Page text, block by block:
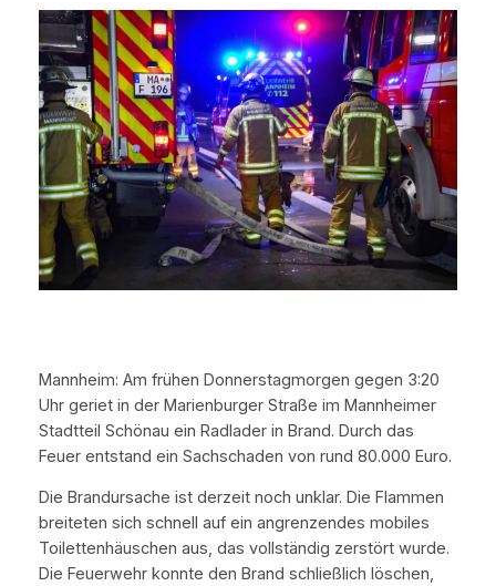
Mannheim: Am frühen Donnerstagmorgen gegen 3:20
Uhr geriet in der Marienburger Straße im Mannheimer
Stadtteil Schönau ein Radlader in Brand. Durch das
Feuer entstand ein Sachschaden von rund 80.000 Euro.
Die Brandursache ist derzeit noch unklar. Die Flammen
breiteten sich schnell auf ein angrenzendes mobiles
Toilettenhäuschen aus, das vollständig zerstört wurde.
Die Feuerwehr konnte den Brand schließlich löschen,